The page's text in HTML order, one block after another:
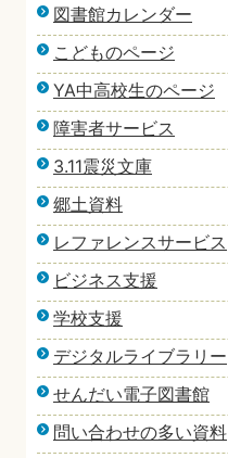
図書館カレンダー
こどものページ
YA中高校生のページ
障害者サービス
3.11震災文庫
郷土資料
レファレンスサービス
ビジネス支援
学校支援
デジタルライブラリー
せんだい電子図書館
問い合わせの多い資料